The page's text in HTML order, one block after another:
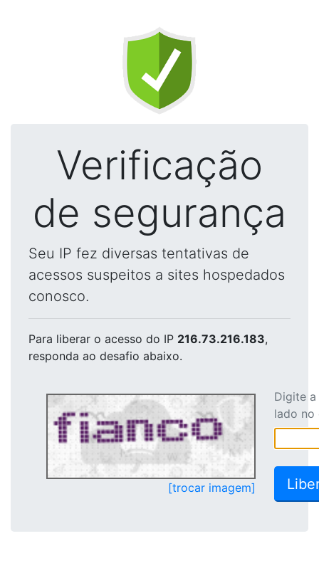
Verificação
de segurança
Seu IP fez diversas tentativas de
acessos suspeitos a sites hospedados
conosco.
Para liberar o acesso do IP 216.73.216.183,
responda ao desafio abaixo.
[trocar imagem]
Digite
lado no